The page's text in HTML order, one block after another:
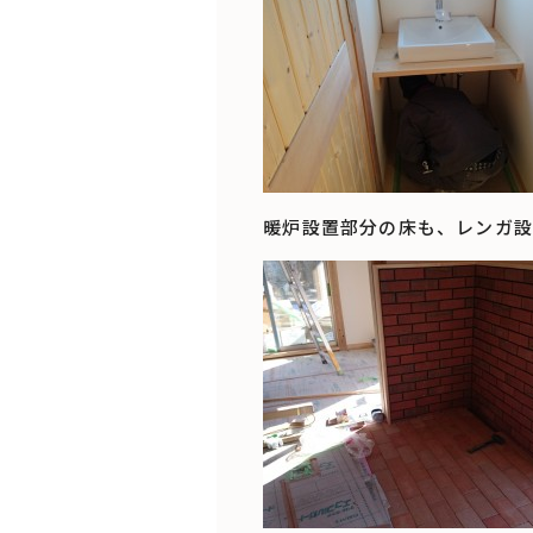
暖炉設置部分の床も、レンガ